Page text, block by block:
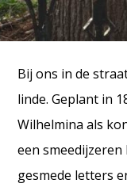
Bij ons in de
linde. Geplant in
Wilhelmina als
een
gesmede letters